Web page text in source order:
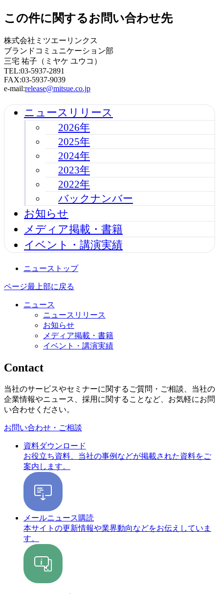
この件に関するお問い合わせ先
株式会社ミツエーリンクス
ブランドコミュニケーション部
三宅 祐子（ミヤケ ユウコ）
TEL:03-5937-2891
FAX:03-5937-9039
e-mail:release@mitsue.co.jp
ニュースリリース
2026年
2025年
2024年
2023年
2022年
バックナンバー
お知らせ
メディア掲載・書籍
イベント・講演実績
ニューストップ
ページ最上部に戻る
ニュース
ニュースリリース
お知らせ
メディア掲載・書籍
イベント・講演実績
Contact
当社のサービスやセミナーに関するご質問・ご相談、当社の
企業情報やニュース、採用に関することなど、お気軽にお問
い合わせください。
お問い合わせ・ご相談
資料ダウンロード
お役立ち資料、当社の事例などが掲載された資料をご
案内します。
メールニュース購読
本サイトの更新情報や業界動向などをお伝えしていま
す。